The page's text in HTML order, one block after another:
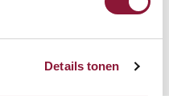
Details tonen